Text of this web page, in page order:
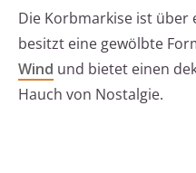
Die Korbmarkise ist über
besitzt eine gewölbte
Wind und bietet einen
Hauch von Nostalgie.